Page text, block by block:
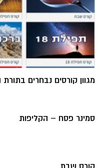
מגוון קורסים נבחרים
סמינר פסח – הקליפות